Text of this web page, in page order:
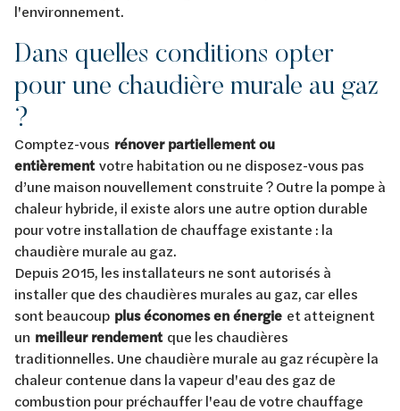
l'environnement.
Dans quelles conditions opter
pour une chaudière murale au gaz
?
Comptez-vous rénover partiellement ou
entièrementvotre habitation ou ne disposez-vous pas
d’une maison nouvellement construite ? Outre la pompe à
chaleur hybride, il existe alors une autre option durable
pour votre installation de chauffage existante : la
chaudière murale au gaz.
Depuis 2015, les installateurs ne sont autorisés à
installer que des chaudières murales au gaz, car elles
sont beaucoup plus économes en énergie et atteignent
un meilleur rendementque les chaudières
traditionnelles. Une chaudière murale au gaz récupère la
chaleur contenue dans la vapeur d'eau des gaz de
combustion pour préchauffer l'eau de votre chauffage